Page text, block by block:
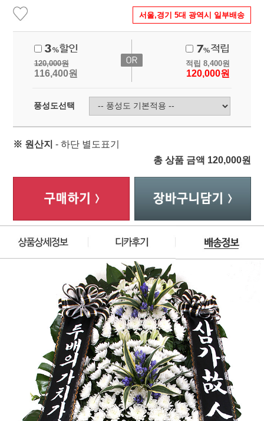
서울,경기 5대 광역시 일부배송
120,000원
116,400원
적립 8,400원
120,000원
풍성도선택
※ 원산지 - 하단 별도표기
총 상품 금액 120,000원